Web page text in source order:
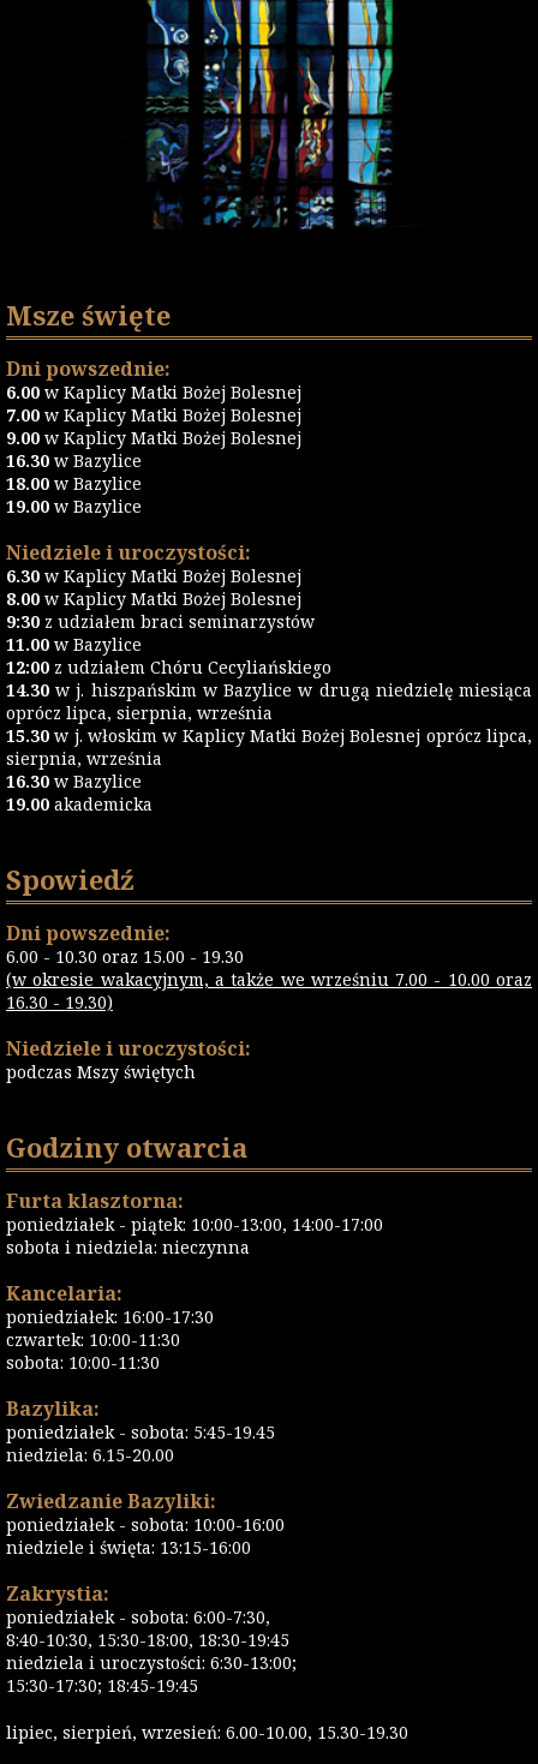
Msze święte
Dni powszednie:
6.00 w Kaplicy Matki Bożej Bolesnej
7.00 w Kaplicy Matki Bożej Bolesnej
9.00 w Kaplicy Matki Bożej Bolesnej
16.30 w Bazylice
18.00 w Bazylice
19.00 w Bazylice
Niedziele i uroczystości:
6.30 w Kaplicy Matki Bożej Bolesnej
8.00 w Kaplicy Matki Bożej Bolesnej
9:30 z udziałem braci seminarzystów
11.00 w Bazylice
12:00 z udziałem Chóru Cecyliańskiego
14.30 w j. hiszpańskim w Bazylice w drugą niedzielę miesiąca
oprócz lipca, sierpnia, września
15.30 w j. włoskim w Kaplicy Matki Bożej Bolesnej oprócz lipca,
sierpnia, września
16.30 w Bazylice
19.00 akademicka
Spowiedź
Dni powszednie:
6.00 - 10.30 oraz 15.00 - 19.30
(w okresie wakacyjnym, a także we wrześniu 7.00 - 10.00 oraz
16.30 - 19.30)
Niedziele i uroczystości:
podczas Mszy świętych
Godziny otwarcia
Furta klasztorna:
poniedziałek - piątek: 10:00-13:00, 14:00-17:00
sobota i niedziela: nieczynna
Kancelaria:
poniedziałek: 16:00-17:30
czwartek: 10:00-11:30
sobota: 10:00-11:30
Bazylika:
poniedziałek - sobota: 5:45-19.45
niedziela: 6.15-20.00
Zwiedzanie Bazyliki:
poniedziałek - sobota: 10:00-16:00
niedziele i święta: 13:15-16:00
Zakrystia:
poniedziałek - sobota: 6:00-7:30,
8:40-10:30, 15:30-18:00, 18:30-19:45
niedziela i uroczystości: 6:30-13:00;
15:30-17:30; 18:45-19:45
lipiec, sierpień, wrzesień: 6.00-10.00, 15.30-19.30